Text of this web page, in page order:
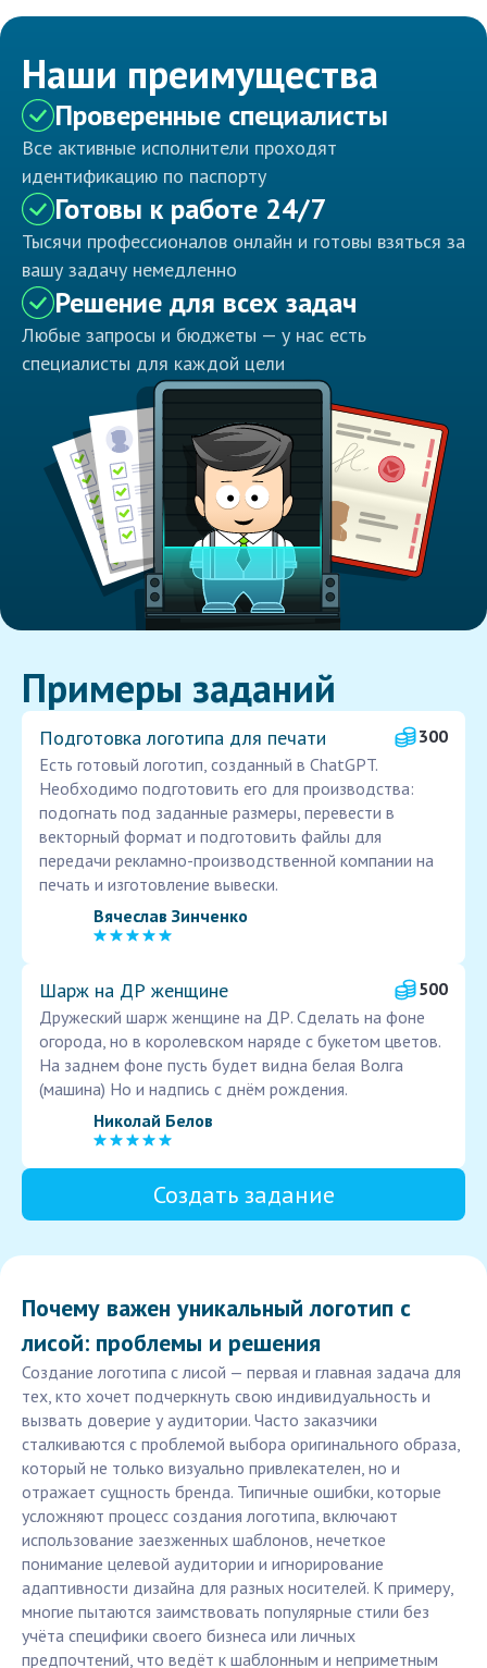
Наши преимущества
Проверенные специалисты
Все активные исполнители проходят
идентификацию по паспорту
Готовы к работе 24/7
Тысячи профессионалов онлайн и готовы взяться за
вашу задачу немедленно
Решение для всех задач
Любые запросы и бюджеты — у нас есть
специалисты для каждой цели
Примеры заданий
Подготовка логотипа для печати
300
Есть готовый логотип, созданный в ChatGPT.
Необходимо подготовить его для производства:
подогнать под заданные размеры, перевести в
векторный формат и подготовить файлы для
передачи рекламно-производственной компании на
печать и изготовление вывески.
Вячеслав Зинченко
Шарж на ДР женщине
500
Дружеский шарж женщине на ДР. Сделать на фоне
огорода, но в королевском наряде с букетом цветов.
На заднем фоне пусть будет видна белая Волга
(машина) Но и надпись с днём рождения.
Николай Белов
Создать задание
Почему важен уникальный логотип с
лисой: проблемы и решения
Создание логотипа с лисой — первая и главная задача для
тех, кто хочет подчеркнуть свою индивидуальность и
вызвать доверие у аудитории. Часто заказчики
сталкиваются с проблемой выбора оригинального образа,
который не только визуально привлекателен, но и
отражает сущность бренда. Типичные ошибки, которые
усложняют процесс создания логотипа, включают
использование заезженных шаблонов, нечеткое
понимание целевой аудитории и игнорирование
адаптивности дизайна для разных носителей. К примеру,
многие пытаются заимствовать популярные стили без
учёта специфики своего бизнеса или личных
предпочтений, что ведёт к шаблонным и неприметным